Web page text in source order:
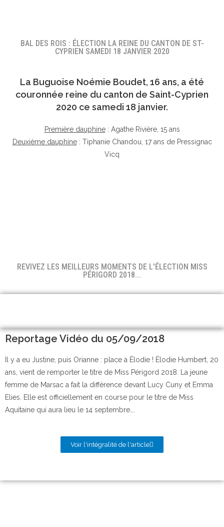
BAL DES ROIS : ÉLECTION LA REINE DU CANTON DE ST-
CYPRIEN SAMEDI 18 JANVIER 2020
La Buguoise Noémie Boudet, 16 ans, a été
couronnée reine du canton de Saint-Cyprien
2020 ce samedi 18 janvier.
Première dauphine: Agathe Rivière, 15 ans
Deuxième dauphine: Tiphanie Chandou, 17 ans de Pressignac
Vicq
REVIVEZ LES MEILLEURS MOMENTS DE L'ÉLECTION MISS
PÉRIGORD 2018...
Reportage Vidéo du 05/09/2018
Il y a eu Justine, puis Orianne : place à Élodie ! Élodie Humbert, 20
ans, vient de remporter le titre de Miss Périgord 2018. La jeune
femme de Marsac a fait la différence devant Lucy Cuny et Emma
Elies. Elle est officiellement en course pour le titre de Miss
Aquitaine qui aura lieu le 14 septembre….
Voir l'intégralité de l'article